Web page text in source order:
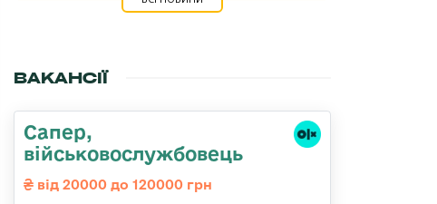
ВАКАНСІЇ
Сапер,
військовослужбовець
від 20000 до 120000 грн